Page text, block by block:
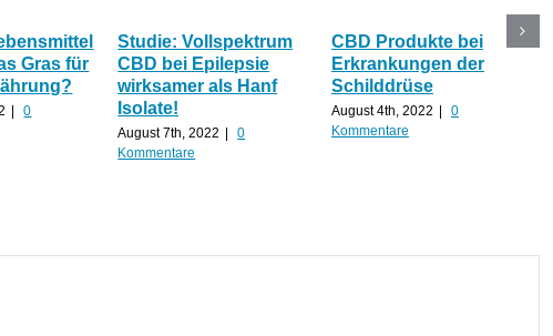
Gras für
|
0
Studie: Vollspektrum
CBD bei Epilepsie
wirksamer als Hanf
Isolate!
August 7th, 2022 |
0
Kommentare
CBD Produkte bei
Erkrankungen der
Schilddrüse
August 4th, 2022 |
0
Kommentare